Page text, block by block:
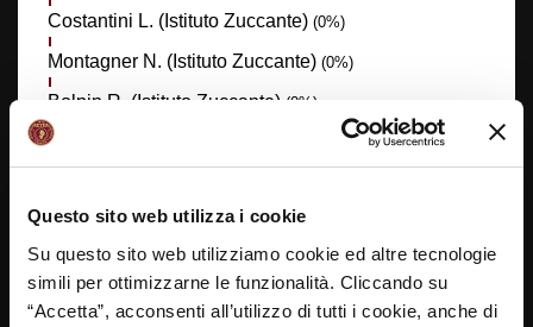
Questo sito web utilizza i cookie
Su questo sito web utilizziamo cookie ed altre tecnologie
simili per ottimizzarne le funzionalità. Cliccando su
“Accetta”, acconsenti all’utilizzo di tutti i cookie, anche di
Costantini L. (Istituto Zuccante) (0%)
Montagner N. (Istituto Zuccante) (0%)
Bolpin R. (Istituto Zuccante) (0%)
Barbiero T. (Liceo Classico Bruno-Franchetti)(0%)
Covatta M. (Liceo Classico Bruno-Franchetti)
Pesce C. (Istituto Zuccante) (0%)
Sherta A. (Istituto Zuccante) (0%)